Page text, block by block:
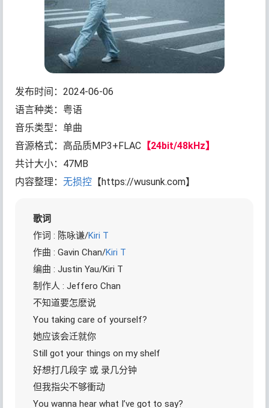
发布时间：2024-06-06
语言种类：粤语
音乐类型：单曲
音源格式：高品质MP3+FLAC 【24bit/48kHz】
共计大小：47MB
内容整理：无损控 【https://wusunk.com】
歌词
作词 : 陈咏谦/Kiri T
作曲 : Gavin Chan/Kiri T
编曲 : Justin Yau/Kiri T
制作人 : Jeffero Chan
不知道要怎麽说
You taking care of yourself?
她应该会迁就你
Still got your things on my shelf
好想打几段字 或 录几分钟
但我指尖不够衝动
You wanna hear what I’ve got to say?